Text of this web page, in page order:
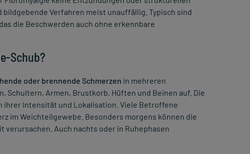
Verfahren meist unauffällig. Typisch sind
das die Beschwerden auch ohne erkennbare
Schub?
oder brennende Schmerzen in mehreren
Schultern, Armen, Brustkorb, Hüften und Beinen auf. Die
ihrer Intensität und Lokalisation. Viele Betroffene
im Weichteilgewebe. Besonders morgens können die
Auch nachts oder in Ruhephasen